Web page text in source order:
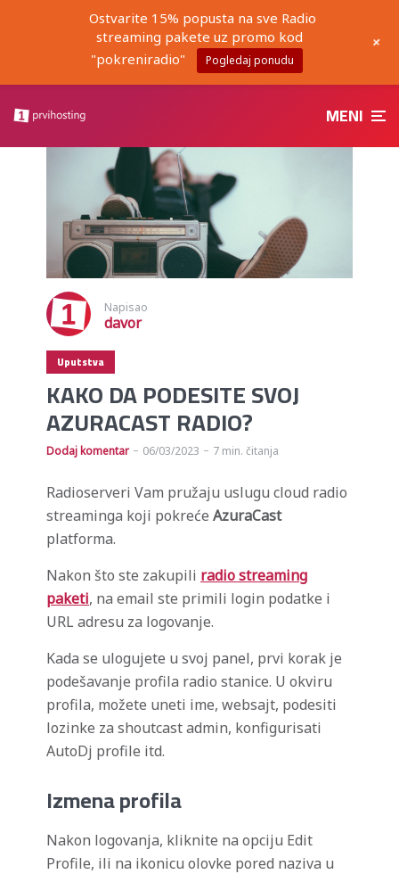
MENI
Napisao
davor
Uputstva
KAKO DA PODESITE SVOJ
AZURACAST RADIO?
Dodaj komentar 06/03/2023 7 min. čitanja
Radioserveri Vam pružaju uslugu cloud radio
streaminga koji pokreće AzuraCast
platforma.
Nakon što ste zakupili radio streaming
paketi, na email ste primili login podatke i
URL adresu za logovanje.
Kada se ulogujete u svoj panel, prvi korak je
podešavanje profila radio stanice. U okviru
profila, možete uneti ime, websajt, podesiti
lozinke za shoutcast admin, konfigurisati
AutoDj profile itd.
Izmena profila
Nakon logovanja, kliknite na opciju Edit
Profile, ili na ikonicu olovke pored naziva u
Ostvarite 15% popusta na sve Radio
streaming pakete uz promo kod
"pokreniradio"
Pogledaj ponudu
+